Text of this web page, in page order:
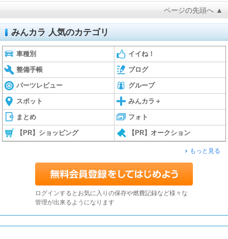
ページの先頭へ ▲
みんカラ 人気のカテゴリ
車種別 イイね！
整備手帳 ブログ
パーツレビュー グループ
スポット みんカラ＋
まとめ フォト
【PR】ショッピング 【PR】オークション
もっと見る
ログインするとお気に入りの保存や燃費記録など様々な
管理が出来るようになります